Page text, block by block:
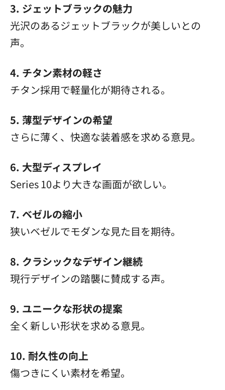
3. ジェットブラックの魅力
光沢のあるジェットブラックが美しいとの
声。
4. チタン素材の軽さ
チタン採用で軽量化が期待される。
5. 薄型デザインの希望
さらに薄く、快適な装着感を求める意見。
6. 大型ディスプレイ
Series 10より大きな画面が欲しい。
7. ベゼルの縮小
狭いベゼルでモダンな見た目を期待。
8. クラシックなデザイン継続
現行デザインの踏襲に賛成する声。
9. ユニークな形状の提案
全く新しい形状を求める意見。
10. 耐久性の向上
傷つきにくい素材を希望。